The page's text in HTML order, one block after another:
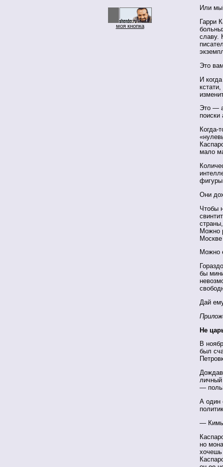
моя кнопка
Или
Гарри
славу.
Это
И
Это —
Когда-
мало
фигуры
Они
Чтобы
Можно
Можно
бы
Дай
Не
В
был
личный
—
А один
—
но
хочешь